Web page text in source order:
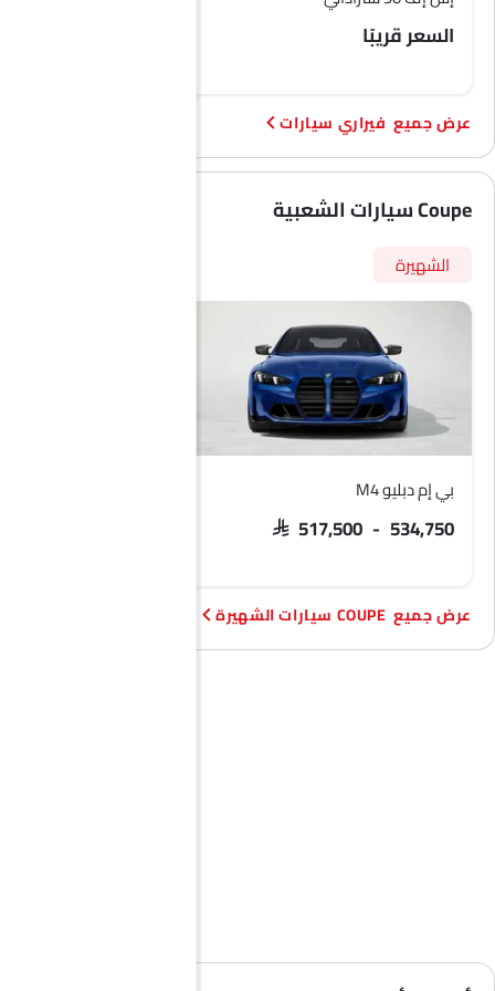
السعر قريبًا
فيراري سيارات
Coupe سيارات الشعبية
الشهيرة
بي إم دبليو M4
SAR 517,500 - 534,750
COUPE سيارات الشهيرة